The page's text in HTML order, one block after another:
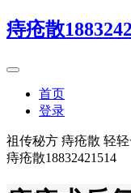
痔疮散
首页
登录
祖传秘方 痔疮散 轻
痔疮散18832421514